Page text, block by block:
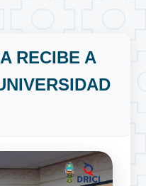
RECIBE A